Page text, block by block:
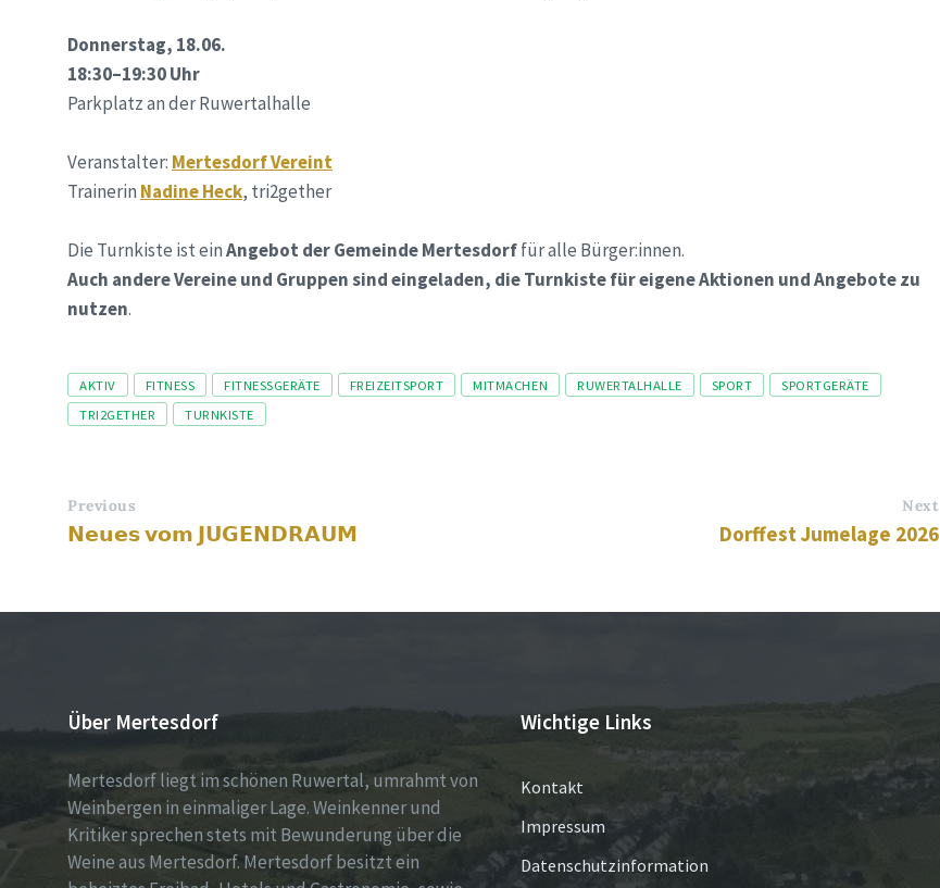
Donnerstag, 18.06.
18:30–19:30 Uhr
Parkplatz an der Ruwertalhalle
Veranstalter: Mertesdorf Vereint
Trainerin Nadine Heck, tri2gether
Die Turnkiste ist einAngebot der Gemeinde Mertesdorffür alle Bürger:innen.
Auch andere Vereine und Gruppen sind eingeladen, die Turnkiste für eigene Aktionen und Angebote zu
nutzen.
Tags
AKTIV FITNESS FITNESSGERÄTE FREIZEITSPORT MITMACHEN RUWERTALHALLE SPORT
SPORTGERÄTE
TRI2GETHER
TURNKISTE
Previous
𝗡𝗲𝘂𝗲𝘀 𝘃𝗼𝗺 𝗝𝗨𝗚𝗘𝗡𝗗𝗥𝗔𝗨𝗠
Next
Dorffest Jumelage 2026
Über Mertesdorf
Mertesdorf liegt im schönen Ruwertal, umrahmt von
Weinbergen in einmaliger Lage. Weinkenner und
Kritiker sprechen stets mit Bewunderung über die
Weine aus Mertesdorf. Mertesdorf besitzt ein
Wichtige Links
Kontakt
Impressum
Datenschutzinformation